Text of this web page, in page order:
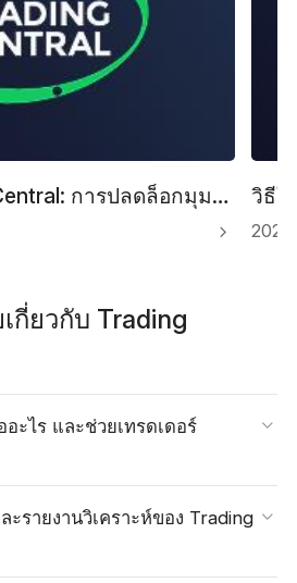
คู่มือผู้ใช้ Trading Central: การปลดล็อกมุมมองของนักวิเคราะห์
กี่ยวกับ Trading
ะไร และช่วยเทรดเดอร์
รายงานวิเคราะห์ของ Trading